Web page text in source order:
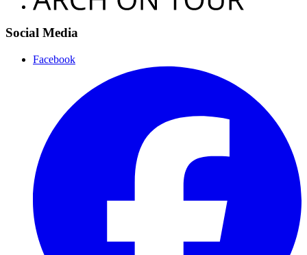
Social Media
Facebook